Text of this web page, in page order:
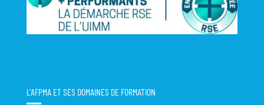
L'AFPMA ET SES DOMAINES DE FORMATION